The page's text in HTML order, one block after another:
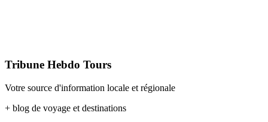
Tribune Hebdo Tours
Votre source d'information locale et régionale
+ blog de voyage et destinations